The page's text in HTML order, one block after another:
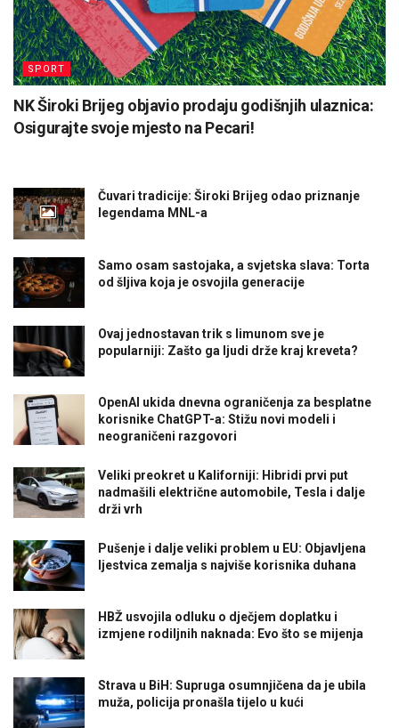
SPORT
NK Široki Brijeg objavio prodaju godišnjih ulaznica:
Osigurajte svoje mjesto na Pecari!
Čuvari tradicije: Široki Brijeg odao priznanje
legendama MNL-a
Samo osam sastojaka, a svjetska slava: Torta
od šljiva koja je osvojila generacije
Ovaj jednostavan trik s limunom sve je
popularniji: Zašto ga ljudi drže kraj kreveta?
OpenAI ukida dnevna ograničenja za besplatne
korisnike ChatGPT-a: Stižu novi modeli i
neograničeni razgovori
Veliki preokret u Kaliforniji: Hibridi prvi put
nadmašili električne automobile, Tesla i dalje
drži vrh
Pušenje i dalje veliki problem u EU: Objavljena
ljestvica zemalja s najviše korisnika duhana
HBŽ usvojila odluku o dječjem doplatku i
izmjene rodiljnih naknada: Evo što se mijenja
Strava u BiH: Supruga osumnjičena da je ubila
muža, policija pronašla tijelo u kući